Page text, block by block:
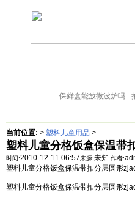
塑
保鲜盒能放微波炉吗
当前位置: > 塑料儿童用品 >
塑料儿童分格饭盒保温带
时间:2010-12-11 06:57来源:未知 作者:
塑料儿童分格饭盒保温带扣分层圆形
塑料儿童分格饭盒保温带扣分层圆形